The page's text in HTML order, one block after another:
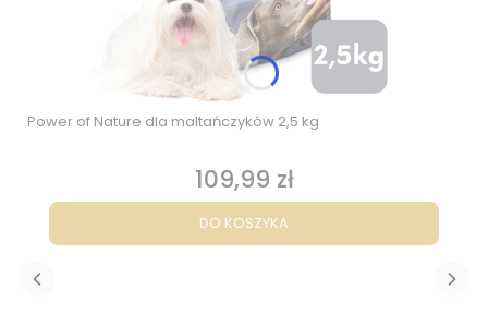
Power of Nature dla maltańczyków 2,5 kg
Cena
109,99 zł
DO KOSZYKA